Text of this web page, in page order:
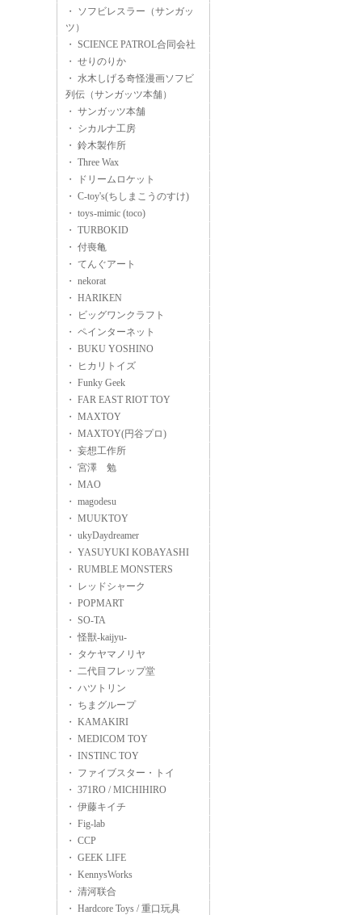
・ ソフビレスラー（サンガッ
ツ）
・ SCIENCE PATROL合同会社
・ せりのりか
・ 水木しげる奇怪漫画ソフビ
列伝（サンガッツ本舗）
・ サンガッツ本舗
・ シカルナ工房
・ 鈴木製作所
・ Three Wax
・ ドリームロケット
・ C-toy's(ちしまこうのすけ)
・ toys-mimic (toco)
・ TURBOKID
・ 付喪亀
・ てんぐアート
・ nekorat
・ HARIKEN
・ ビッグワンクラフト
・ ペインターネット
・ BUKU YOSHINO
・ ヒカリトイズ
・ Funky Geek
・ FAR EAST RIOT TOY
・ MAXTOY
・ MAXTOY(円谷プロ)
・ 妄想工作所
・ 宮澤 勉
・ MAO
・ magodesu
・ MUUKTOY
・ ukyDaydreamer
・ YASUYUKI KOBAYASHI
・ RUMBLE MONSTERS
・ レッドシャーク
・ POPMART
・ SO-TA
・ 怪獣-kaijyu-
・ タケヤマノリヤ
・ 二代目フレップ堂
・ ハツトリン
・ ちまグループ
・ KAMAKIRI
・ MEDICOM TOY
・ INSTINC TOY
・ ファイブスター・トイ
・ 371RO / MICHIHIRO
・ 伊藤キイチ
・ Fig-lab
・ CCP
・ GEEK LIFE
・ KennysWorks
・ 清河联合
・ Hardcore Toys / 重口玩具